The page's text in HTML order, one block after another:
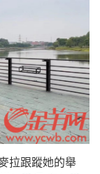
拉跟蹤她的舉